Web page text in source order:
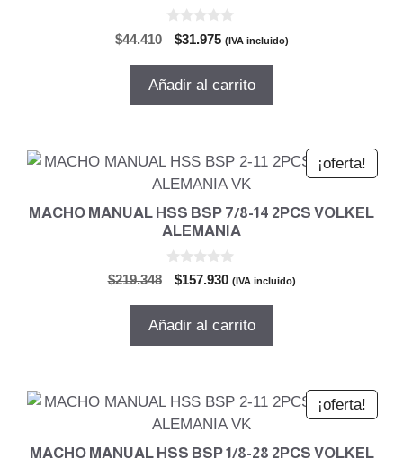
$44.410
El
original
$31.975El
actual
(IVA incluido)
Añadir al carrito
¡oferta!
MACHO MANUAL HSS BSP 7/8-14 2PCS VOLKEL
ALEMANIA
$219.348
El
original
$157.930El
actual
(IVA incluido)
Añadir al carrito
¡oferta!
MACHO MANUAL HSS BSP 1/8-28 2PCS VOLKEL